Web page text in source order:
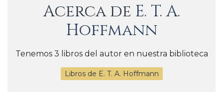
Acerca de E. T. A.
Hoffmann
Tenemos 3 libros del autor en nuestra biblioteca
Libros de E. T. A. Hoffmann